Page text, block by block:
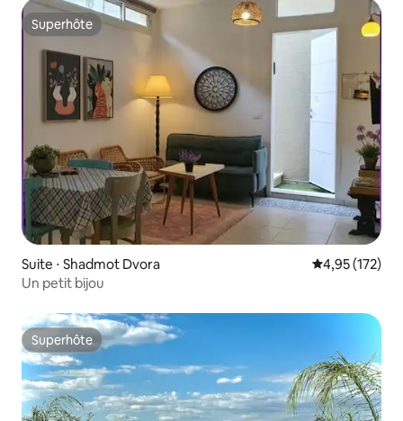
Superhôte
Superhôte
Suite ⋅ Shadmot Dvora Évaluation
4,95 (172)
Un petit bijou
Superhôte
Superhôte